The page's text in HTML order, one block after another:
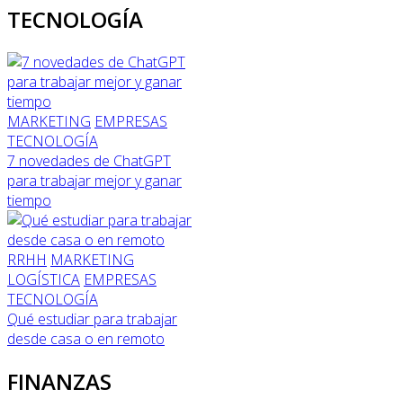
TECNOLOGÍA
MARKETING EMPRESAS
TECNOLOGÍA
7 novedades de ChatGPT
para trabajar mejor y ganar
tiempo
RRHH MARKETING
LOGÍSTICA EMPRESAS
TECNOLOGÍA
Qué estudiar para trabajar
desde casa o en remoto
FINANZAS